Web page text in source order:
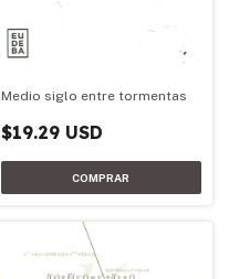
Medio siglo entre tormentas
$19.29 USD